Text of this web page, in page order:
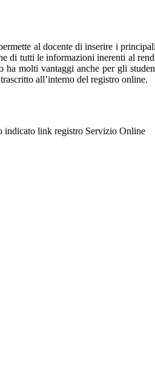
al docente di inserire i
di tutti le informazioni inerenti al
molti vantaggi anche per gli
all’interno del registro online.
indicato link registro Servizio Online